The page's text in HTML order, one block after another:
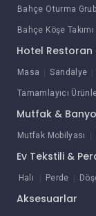
Bahçe Oturma
Bahçe Köşe Takımı
Hotel Restoran
Masa Sandalye
Tamamlayıcı
Mutfak & Banyo
Mutfak Mobilyası
Ev Tekstili &
Halı Perde
Aksesuarlar